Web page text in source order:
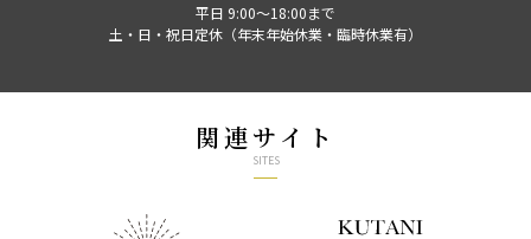
平日 9:00～18:00まで
土・日・祝日定休（年末年始休業・臨時休業有）
関連サイト
SITES